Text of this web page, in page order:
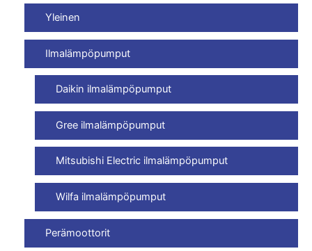
Yleinen
Ilmalämpöpumput
Daikin ilmalämpöpumput
Gree ilmalämpöpumput
Mitsubishi Electric ilmalämpöpumput
Wilfa ilmalämpöpumput
Perämoottorit